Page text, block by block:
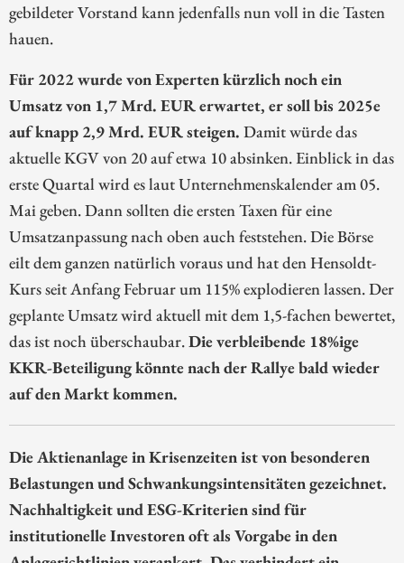
gebildeter Vorstand kann jedenfalls nun voll in die Tasten
hauen.
Für 2022 wurde von Experten kürzlich noch ein
Umsatz von 1,7 Mrd. EUR erwartet, er soll bis 2025e
auf knapp 2,9 Mrd. EUR steigen. Damit würde das
aktuelle KGV von 20 auf etwa 10 absinken. Einblick in das
erste Quartal wird es laut Unternehmenskalender am 05.
Mai geben. Dann sollten die ersten Taxen für eine
Umsatzanpassung nach oben auch feststehen. Die Börse
eilt dem ganzen natürlich voraus und hat den Hensoldt-
Kurs seit Anfang Februar um 115% explodieren lassen. Der
geplante Umsatz wird aktuell mit dem 1,5-fachen bewertet,
das ist noch überschaubar.Die verbleibende 18%ige
KKR-Beteiligung könnte nach der Rallye bald wieder
auf den Markt kommen.
Die Aktienanlage in Krisenzeiten ist von besonderen
Belastungen und Schwankungsintensitäten gezeichnet.
Nachhaltigkeit und ESG-Kriterien sind für
institutionelle Investoren oft als Vorgabe in den